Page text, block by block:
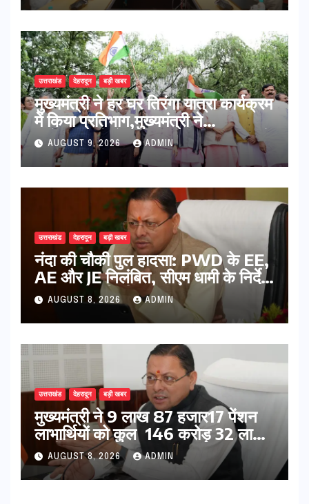
उत्तराखंड देहरादून बड़ी खबर
मुख्यमंत्री ने हर घर तिरंगा यात्रा कार्यक्रम
में किया प्रतिभाग,मुख्यमंत्री ने
प्रदेशवासियों से स्वतंत्रता दिवस पर अपने
घरों में तिरंगा फहराने का किया आवाह्न
AUGUST 9, 2026 ADMIN
उत्तराखंड देहरादून बड़ी खबर
नंदा की चौकी पुल हादसा: PWD के EE,
AE और JE निलंबित, सीएम धामी के निर्देश
पर सख्त कार्रवाई
AUGUST 8, 2026 ADMIN
उत्तराखंड देहरादून बड़ी खबर
मुख्यमंत्री ने 9 लाख 87 हजार17 पेंशन
लाभार्थियों को कुल 146 करोड़ 32 लाख
की पेंशन राशि का किया भुगतान
AUGUST 8, 2026 ADMIN